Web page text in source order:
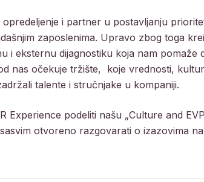
i partner u postavljanju
zaposlenima. Upravo zbog toga
i eksternu dijagnostiku koja nam pomaže
nas očekuje tržište, koje vrednosti,
talente i stručnjake u kompaniji.
Experience podeliti našu „Culture and
otvoreno razgovarati o izazovima